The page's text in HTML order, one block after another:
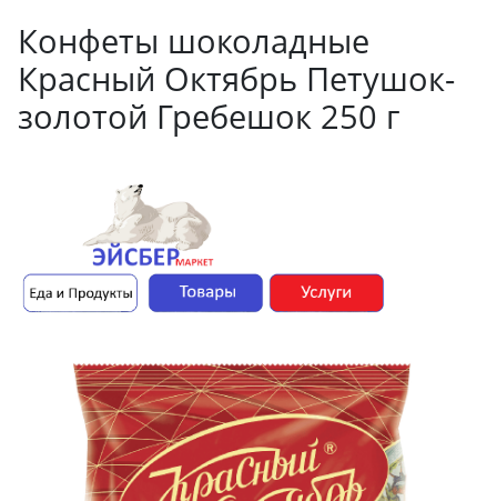
Конфеты шоколадные
Красный Октябрь Петушок-
золотой Гребешок 250 г